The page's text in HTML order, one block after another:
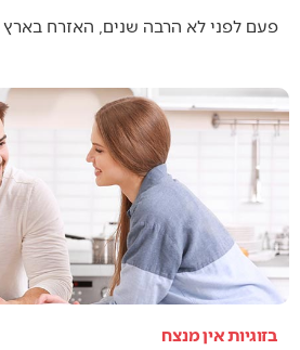
פעם לפני לא הרבה שנים, האזרח
בזוגיות אין מנצח